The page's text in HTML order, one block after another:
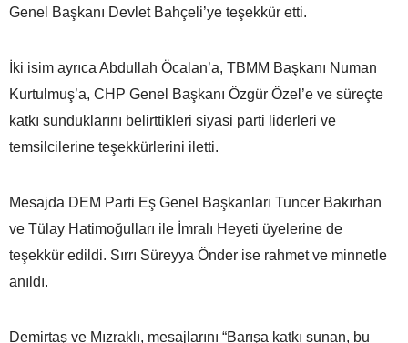
Genel Başkanı Devlet Bahçeli’ye teşekkür etti.
İki isim ayrıca Abdullah Öcalan’a, TBMM Başkanı Numan
Kurtulmuş’a, CHP Genel Başkanı Özgür Özel’e ve süreçte
katkı sunduklarını belirttikleri siyasi parti liderleri ve
temsilcilerine teşekkürlerini iletti.
Mesajda DEM Parti Eş Genel Başkanları Tuncer Bakırhan
ve Tülay Hatimoğulları ile İmralı Heyeti üyelerine de
teşekkür edildi. Sırrı Süreyya Önder ise rahmet ve minnetle
anıldı.
Demirtaş ve Mızraklı, mesajlarını “Barışa katkı sunan, bu